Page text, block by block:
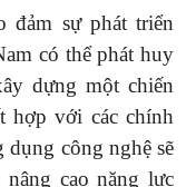
đảm sự phát triển
có thể phát huy
dựng một chiến
hợp với các chính
dụng công nghệ sẽ
cao năng lực